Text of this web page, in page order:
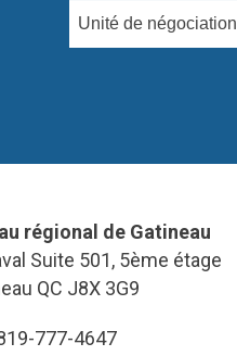
Unité de négociation
régional de Gatineau
Suite 501, 5ème étage
QC J8X 3G9
777-4647